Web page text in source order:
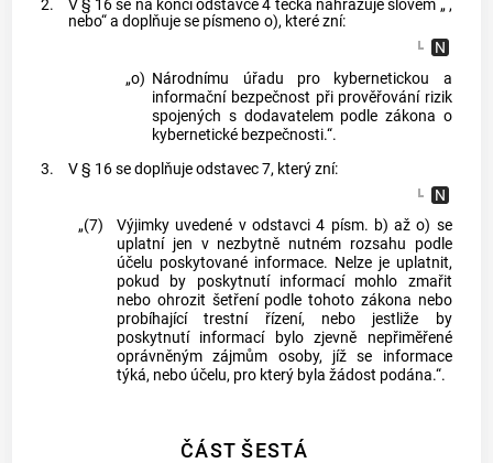
2.
V § 16 se na konci odstavce 4 tečka nahrazuje slovem „ ,
nebo“ a doplňuje se písmeno o), které zní:
„o) Národnímu úřadu pro kybernetickou a
informační bezpečnost při prověřování rizik
spojených s dodavatelem podle zákona o
kybernetické bezpečnosti.“.
3.
V § 16 se doplňuje odstavec 7, který zní:
„(7)
Výjimky uvedené v odstavci 4 písm. b) až o) se
uplatní jen v nezbytně nutném rozsahu podle
účelu poskytované informace. Nelze je uplatnit,
pokud by poskytnutí informací mohlo zmařit
nebo ohrozit šetření podle tohoto zákona nebo
probíhající trestní řízení, nebo jestliže by
poskytnutí informací bylo zjevně nepřiměřené
oprávněným zájmům osoby, jíž se informace
týká, nebo účelu, pro který byla žádost podána.“.
ČÁST ŠESTÁ